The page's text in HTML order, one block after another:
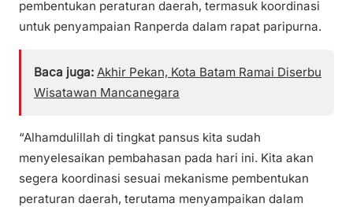
pembentukan peraturan daerah, termasuk koordinasi
untuk penyampaian Ranperda dalam rapat paripurna.
Baca juga: Akhir Pekan, Kota Batam Ramai Diserbu
Wisatawan Mancanegara
“Alhamdulillah di tingkat pansus kita sudah
menyelesaikan pembahasan pada hari ini. Kita akan
segera koordinasi sesuai mekanisme pembentukan
peraturan daerah, terutama menyampaikan dalam